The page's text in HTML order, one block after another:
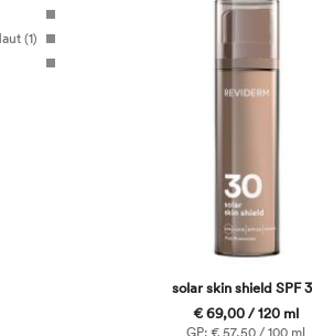
(1)
solar skin shield SPF
€ 69,00 / 120 ml